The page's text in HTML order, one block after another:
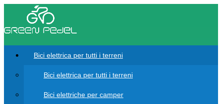
Bici elettrica per tutti i terreni
Bici elettrica per tutti i terreni
Bici elettriche per camper